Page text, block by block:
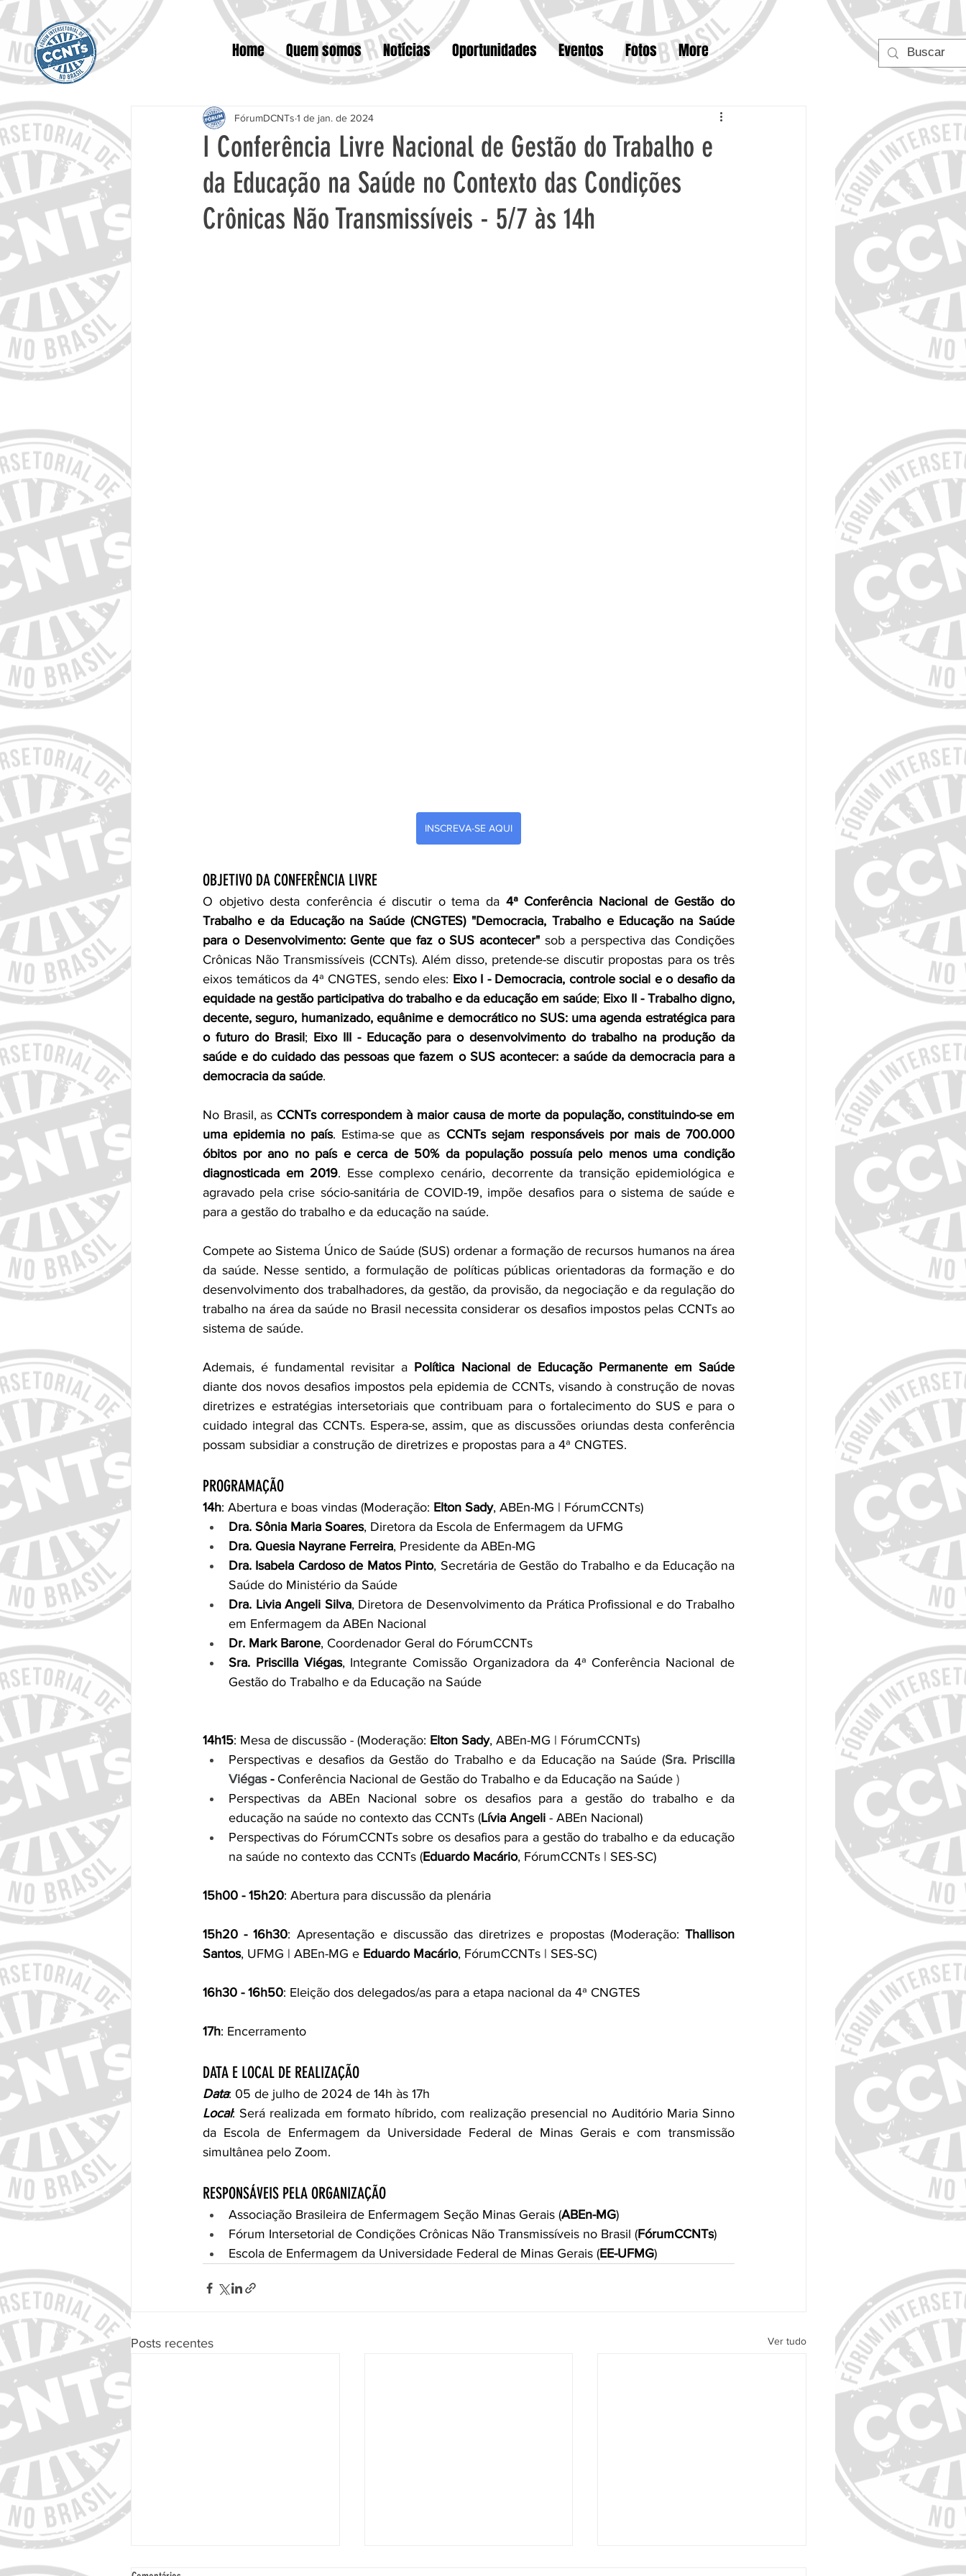
Home Quem somos Notícias Oportunidades Eventos Fotos More
I Conferência Livre Nacional de Gestão do Trabalho e
da Educação na Saúde no Contexto das Condições
Crônicas Não Transmissíveis - 5/7 às 14h
FórumDCNTs 1 de jan. de 2024
INSCREVA-SE AQUI
OBJETIVO DA CONFERÊNCIA LIVRE
O objetivo desta conferência é discutir o tema da 4ª Conferência Nacional de Gestão do
Trabalho e da Educação na Saúde (CNGTES) "Democracia, Trabalho e Educação na Saúde
para o Desenvolvimento: Gente que faz o SUS acontecer" sob a perspectiva das Condições
Crônicas Não Transmissíveis (CCNTs). Além disso, pretende-se discutir propostas para os três
eixos temáticos da 4ª CNGTES, sendo eles: Eixo I - Democracia, controle social e o desafio da
equidade na gestão participativa do trabalho e da educação em saúde; Eixo II - Trabalho digno,
decente, seguro, humanizado, equânime e democrático no SUS: uma agenda estratégica para
o futuro do Brasil; Eixo III - Educação para o desenvolvimento do trabalho na produção da
saúde e do cuidado das pessoas que fazem o SUS acontecer: a saúde da democracia para a
democracia da saúde.
No Brasil, as CCNTs correspondem à maior causa de morte da população, constituindo-se em
uma epidemia no país. Estima-se que as CCNTs sejam responsáveis por mais de 700.000
óbitos por ano no país e cerca de 50% da população possuía pelo menos uma condição
diagnosticada em 2019. Esse complexo cenário, decorrente da transição epidemiológica e
agravado pela crise sócio-sanitária de COVID-19, impõe desafios para o sistema de saúde e
para a gestão do trabalho e da educação na saúde.
Compete ao Sistema Único de Saúde (SUS) ordenar a formação de recursos humanos na área
da saúde. Nesse sentido, a formulação de políticas públicas orientadoras da formação e do
desenvolvimento dos trabalhadores, da gestão, da provisão, da negociação e da regulação do
trabalho na área da saúde no Brasil necessita considerar os desafios impostos pelas CCNTs ao
sistema de saúde.
Ademais, é fundamental revisitar a
diante dos novos desafios impostos pela epidemia de CCNTs, visando à construção de novas
diretrizes e estratégias intersetoriais que contribuam para o fortalecimento do SUS e para o
cuidado integral das CCNTs. Espera-se, assim, que as discussões oriundas desta conferência
possam subsidiar a construção de diretrizes e propostas para a 4ª CNGTES.
PROGRAMAÇÃO
14h: Abertura e boas vindas (Moderação: Elton Sady, ABEn-MG | FórumCCNTs)
Dra. Sônia Maria Soares, Diretora da Escola de Enfermagem da UFMG
Dra. Quesia Nayrane Ferreira, Presidente da ABEn-MG
Dra. Isabela Cardoso de Matos Pinto, Secretária de Gestão do Trabalho e da Educação na
Saúde do Ministério da Saúde
Dra. Livia Angeli Silva, Diretora de Desenvolvimento da Prática Profissional e do Trabalho
em Enfermagem da ABEn Nacional
Dr. Mark Barone, Coordenador Geral do FórumCCNTs
Sra. Priscilla Viégas, Integrante Comissão Organizadora da 4ª Conferência Nacional de
Gestão do Trabalho e da Educação na Saúde
14h15: Mesa de discussão - (Moderação: Elton Sady, ABEn-MG | FórumCCNTs)
Perspectivas e desafios da Gestão do Trabalho e da Educação na Saúde (Sra. Priscilla
Viégas - Conferência Nacional de Gestão do Trabalho e da Educação na Saúde )
Perspectivas da ABEn Nacional sobre os desafios para a gestão do trabalho e da
educação na saúde no contexto das CCNTs (Lívia Angeli - ABEn Nacional)
Perspectivas do FórumCCNTs sobre os desafios para a gestão do trabalho e da educação
na saúde no contexto das CCNTs (Eduardo Macário, FórumCCNTs | SES-SC)
15h00 - 15h20: Abertura para discussão da plenária
15h20 - 16h30: Apresentação e discussão das diretrizes e propostas (Moderação: Thallison
Santos, UFMG | ABEn-MG e Eduardo Macário, FórumCCNTs | SES-SC)
16h30 - 16h50: Eleição dos delegados/as para a etapa nacional da 4ª CNGTES
17h: Encerramento
DATA E LOCAL DE REALIZAÇÃO
Data: 05 de julho de 2024 de 14h às 17h
Local: Será realizada em formato híbrido, com realização presencial no Auditório Maria Sinno
da Escola de Enfermagem da Universidade Federal de Minas Gerais e com transmissão
simultânea pelo Zoom.
RESPONSÁVEIS PELA ORGANIZAÇÃO
Associação Brasileira de Enfermagem Seção Minas Gerais (ABEn-MG)
Fórum Intersetorial de Condições Crônicas Não Transmissíveis no Brasil (FórumCCNTs)
Escola de Enfermagem da Universidade Federal de Minas Gerais (EE-UFMG)
Posts recentes Ver tudo